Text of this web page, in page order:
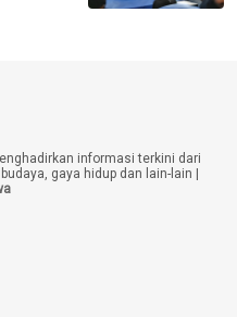
informasi terkini dari
gaya hidup dan lain-lain |